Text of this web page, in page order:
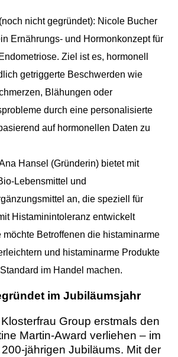
nicht gegründet): Nicole Bucher
Ernährungs- und Hormonkonzept für
Ziel ist es, hormonell
getriggerte Beschwerden wie
Blähungen oder
durch eine personalisierte
auf hormonellen Daten zu
Hansel (Gründerin) bietet mit
Lebensmittel und
an, die speziell für
Histaminintoleranz entwickelt
möchte Betroffenen die histaminarme
und histaminarme Produkte
im Handel machen.
im Jubiläumsjahr
Group erstmals den
Martin-Award verliehen – im
jährigen Jubiläums. Mit der